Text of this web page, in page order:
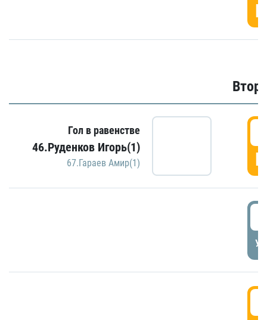
Гол в равенстве
46.Руденков Игорь(1)
67.Гараев Амир(1)